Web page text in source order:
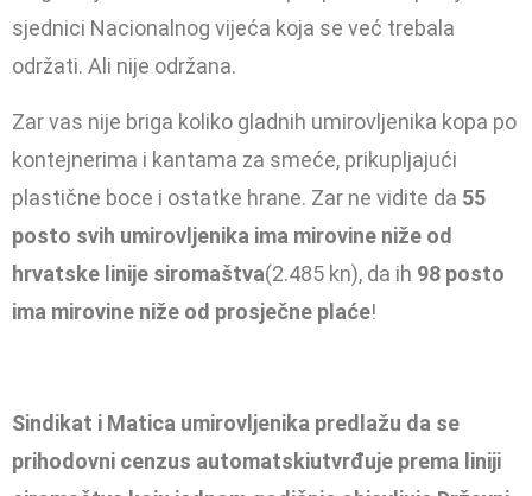
sjednici Nacionalnog vijeća koja se već trebala
održati. Ali nije održana.
Zar vas nije briga koliko gladnih umirovljenika kopa po
kontejnerima i kantama za smeće, prikupljajući
plastične boce i ostatke hrane. Zar ne vidite da 55
posto svih umirovljenika ima mirovine niže od
hrvatske linije siromaštva(2.485 kn), da ih 98 posto
ima mirovine niže od prosječne plaće!
Sindikat i Matica umirovljenika predlažu da se
prihodovni cenzus automatskiutvrđuje prema liniji